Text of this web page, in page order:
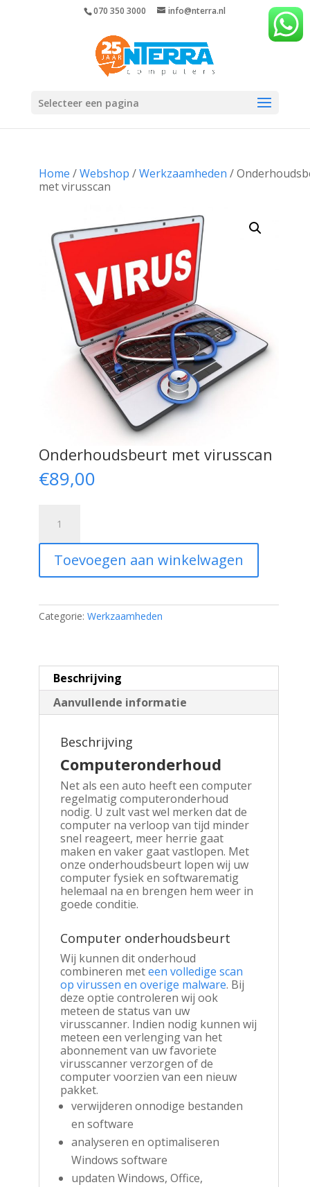
070 350 3000 info@nterra.nl
Selecteer een pagina
Home /Webshop /Werkzaamheden /
met virusscan
Onderhoudsbeurt met virusscan
€89,00
met
aantal
Toevoegen aan winkelwagen
Categorie: Werkzaamheden
Beschrijving
Aanvullende informatie
Beschrijving
Computeronderhoud
Net als een auto heeft een computer
regelmatig computeronderhoud
nodig. U zult vast wel merken dat de
computer na verloop van tijd minder
snel reageert, meer herrie gaat
maken en vaker gaat vastlopen. Met
onze onderhoudsbeurt lopen wij uw
computer fysiek en softwarematig
helemaal na en brengen hem weer in
goede conditie.
Computer onderhoudsbeurt
Wij kunnen dit onderhoud
combineren meteen volledige scan
op virussen en overige malware. Bij
deze optie controleren wij ook
meteen de status van uw
virusscanner. Indien nodig kunnen wij
meteen een verlenging van het
abonnement van uw favoriete
virusscanner verzorgen of de
computer voorzien van een nieuw
pakket.
verwijderen onnodige bestanden
en software
analyseren en optimaliseren
Windows software
updaten Windows, Office,